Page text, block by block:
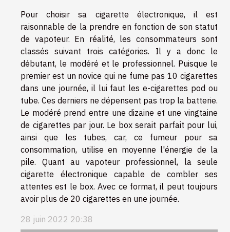
Pour choisir sa cigarette électronique, il est
raisonnable de la prendre en fonction de son statut
de vapoteur. En réalité, les consommateurs sont
classés suivant trois catégories. Il y a donc le
débutant, le modéré et le professionnel. Puisque le
premier est un novice qui ne fume pas 10 cigarettes
dans une journée, il lui faut les e-cigarettes pod ou
tube. Ces derniers ne dépensent pas trop la batterie.
Le modéré prend entre une dizaine et une vingtaine
de cigarettes par jour. Le box serait parfait pour lui,
ainsi que les tubes, car, ce fumeur pour sa
consommation, utilise en moyenne l'énergie de la
pile. Quant au vapoteur professionnel, la seule
cigarette électronique capable de combler ses
attentes est le box. Avec ce format, il peut toujours
avoir plus de 20 cigarettes en une journée.
28 juin 2022 20:38